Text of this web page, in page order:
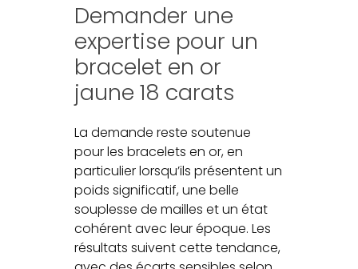
Demander une
expertise pour un
bracelet en or
jaune 18 carats
La demande reste soutenue
pour les bracelets en or, en
particulier lorsqu’ils présentent un
poids significatif, une belle
souplesse de mailles et un état
cohérent avec leur époque. Les
résultats suivent cette tendance,